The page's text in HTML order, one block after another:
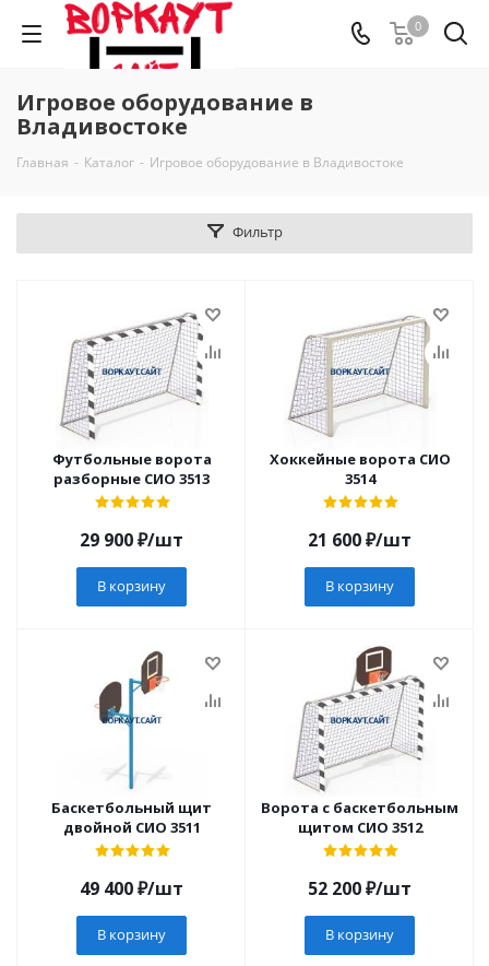
0
Игровое оборудование в
Владивостоке
Главная - Каталог - Игровое оборудование в Владивостоке
Фильтр
Футбольные ворота
разборные СИО 3513
29 900₽/шт
В корзину
Хоккейные ворота СИО
3514
21 600₽/шт
В корзину
Баскетбольный щит
двойной СИО 3511
49 400₽/шт
В корзину
Ворота с баскетбольным
щитом СИО 3512
52 200₽/шт
В корзину